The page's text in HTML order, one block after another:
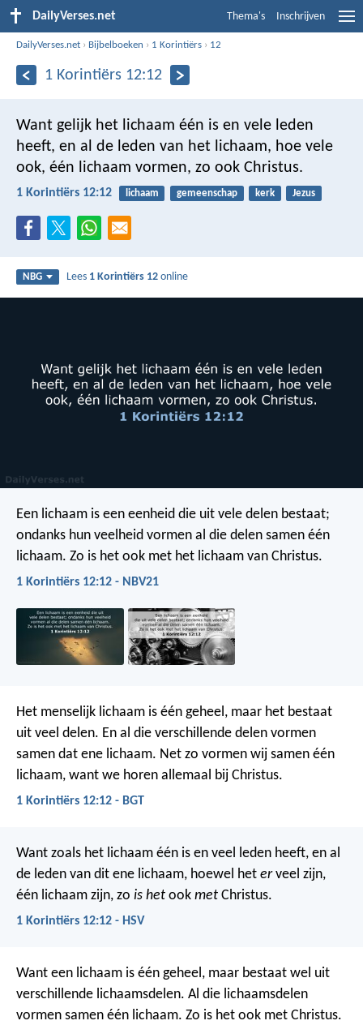
DailyVerses.net Thema's Inschrijven
DailyVerses.net › Bijbelboeken › 1 Korintiërs › 12
1 Korintiërs 12:12
Want gelijk het lichaam één is en vele leden
heeft, en al de leden van het lichaam, hoe vele
ook, één lichaam vormen, zo ook Christus.
1 Korintiërs 12:12 lichaam gemeenschap kerk Jezus
NBG Lees 1 Korintiërs 12 online
Een lichaam is een eenheid die uit vele delen bestaat;
ondanks hun veelheid vormen al die delen samen één
lichaam. Zo is het ook met het lichaam van Christus.
1 Korintiërs 12:12 - NBV21
Het menselijk lichaam is één geheel, maar het bestaat
uit veel delen. En al die verschillende delen vormen
samen dat ene lichaam. Net zo vormen wij samen één
lichaam, want we horen allemaal bij Christus.
1 Korintiërs 12:12 - BGT
Want zoals het lichaam één is en veel leden heeft, en al
de leden van dit ene lichaam, hoewel het erveel zijn,
één lichaam zijn, zo is het ook met Christus.
1 Korintiërs 12:12 - HSV
Want een lichaam is één geheel, maar bestaat wel uit
verschillende lichaamsdelen. Al die lichaamsdelen
vormen samen één lichaam. Zo is het ook met Christus.